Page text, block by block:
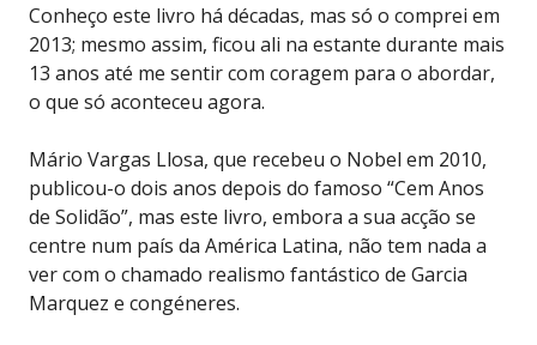
Conheço este livro há décadas, mas só o comprei em
2013; mesmo assim, ficou ali na estante durante mais
13 anos até me sentir com coragem para o abordar,
o que só aconteceu agora.
Mário Vargas Llosa, que recebeu o Nobel em 2010,
publicou-o dois anos depois do famoso “Cem Anos
de Solidão”, mas este livro, embora a sua acção se
centre num país da América Latina, não tem nada a
ver com o chamado realismo fantástico de Garcia
Marquez e congéneres.